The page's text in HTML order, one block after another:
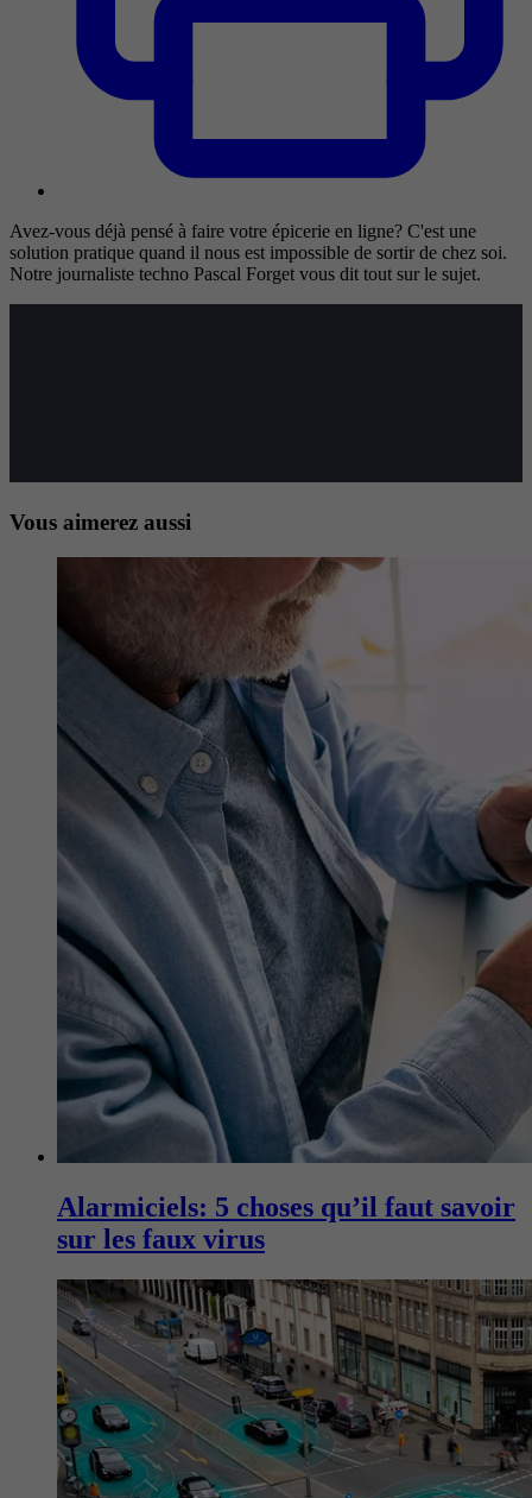
Avez-vous déjà pensé à faire votre épicerie en ligne? C'est une
solution pratique quand il nous est impossible de sortir de chez soi.
Notre journaliste techno Pascal Forget vous dit tout sur le sujet.
Vous aimerez aussi
Alarmiciels: 5 choses qu’il faut savoir
sur les faux virus